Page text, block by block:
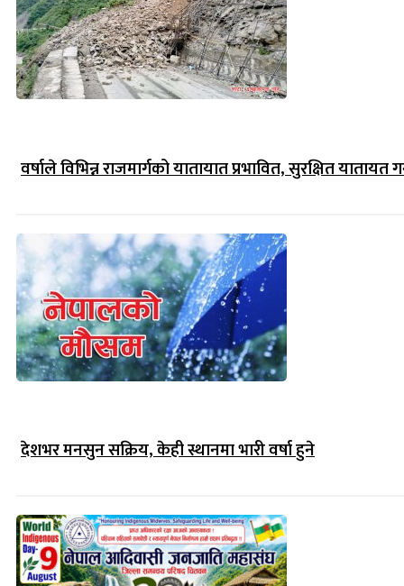
वर्षाले विभिन्न राजमार्गको यातायात प्रभावित, सुरक्षित यातायत
देशभर मनसुन सक्रिय, केही स्थानमा भारी वर्षा हुने